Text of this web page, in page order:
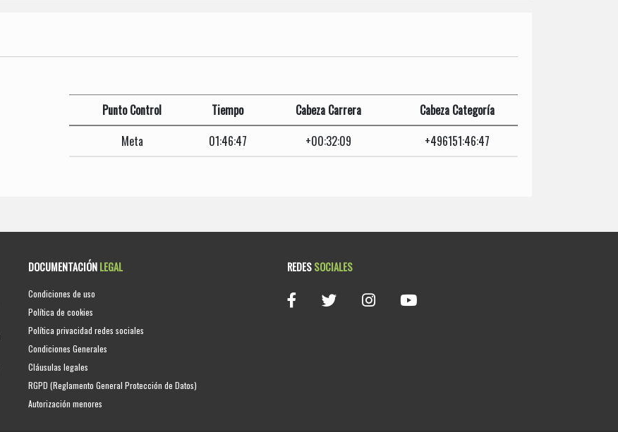
Punto Control Tiempo Cabeza Carrera
Cabeza Categoría
Meta
01:46:47 +00:32:09 +496151:46:47
DOCUMENTACIÓNLEGAL
Condiciones de uso
Política de cookies
Política privacidad redes sociales
Condiciones Generales
Cláusulas legales
RGPD (Reglamento General Protección de Datos)
Autorización menores
REDESSOCIALES